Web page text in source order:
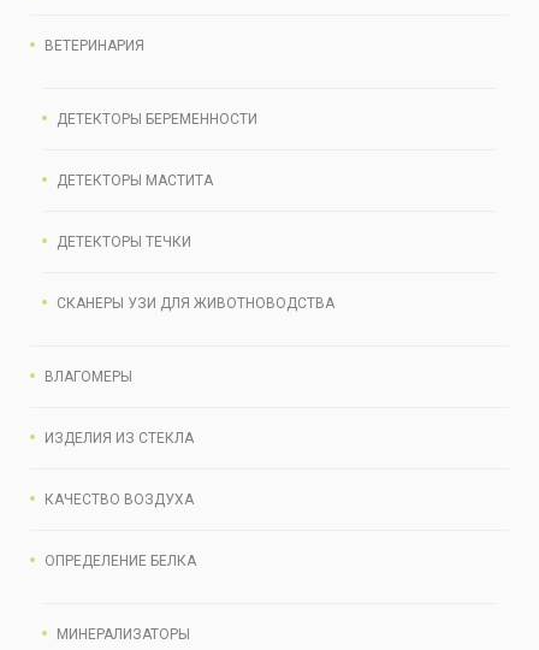
ВЕТЕРИНАРИЯ
ДЕТЕКТОРЫ БЕРЕМЕННОСТИ
ДЕТЕКТОРЫ МАСТИТА
ДЕТЕКТОРЫ ТЕЧКИ
СКАНЕРЫ УЗИ ДЛЯ ЖИВОТНОВОДСТВА
ВЛАГОМЕРЫ
ИЗДЕЛИЯ ИЗ СТЕКЛА
КАЧЕСТВО ВОЗДУХА
ОПРЕДЕЛЕНИЕ БЕЛКА
МИНЕРАЛИЗАТОРЫ